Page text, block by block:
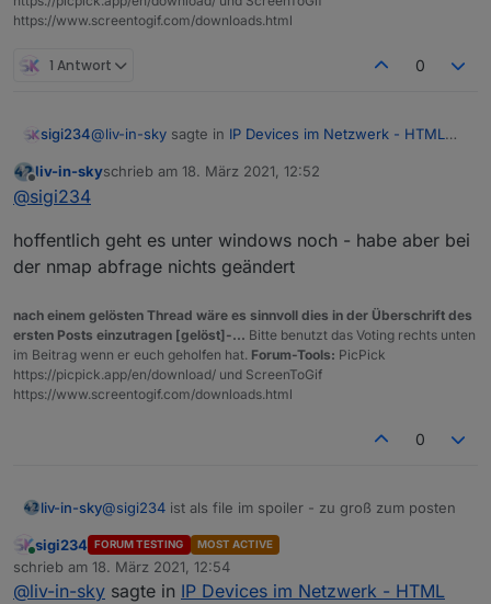
derivat - kein Firefox oder über editor
https://www.screentogif.com/downloads.html
1 Antwort 0
sigi234@liv-in-sky sagte in IP Devices im Netzwerk - HTML
derivat - kein Firefox oder über editor
mit UTF-8 eingestellt
Offline
liv-in-skyschrieb am 18. März 2021, 12:52
zuletzt editiert von
@sigi234
hoffentlich geht es unter windows noch - habe aber bei
der nmap abfrage nichts geändert
nach einem gelösten Thread wäre es sinnvoll dies in der Überschrift des
ersten Posts einzutragen [gelöst]-... Bitte benutzt das Voting rechts unten
im Beitrag wenn er euch geholfen hat. Forum-Tools: PicPick
https://picpick.app/en/download/ und ScreenToGif
https://www.screentogif.com/downloads.html
0
liv-in-sky@sigi234 ist als file im spoiler - zu groß zum posten
Online
sigi234 FORUM TESTING MOST ACTIVE
schrieb am 18. März 2021, 12:54
zuletzt editiert von
@liv-in-sky sagte in IP Devices im Netzwerk - HTML